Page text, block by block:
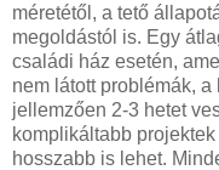
méretétől, a tető
megoldástól is. Egy
családi ház esetén,
nem látott problémák,
jellemzően 2-3 hetet
komplikáltabb
hosszabb is lehet.